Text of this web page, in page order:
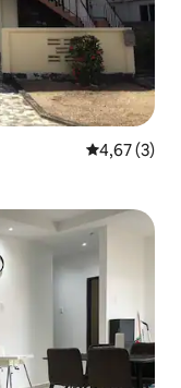
Vidutinis
4,67 (3)